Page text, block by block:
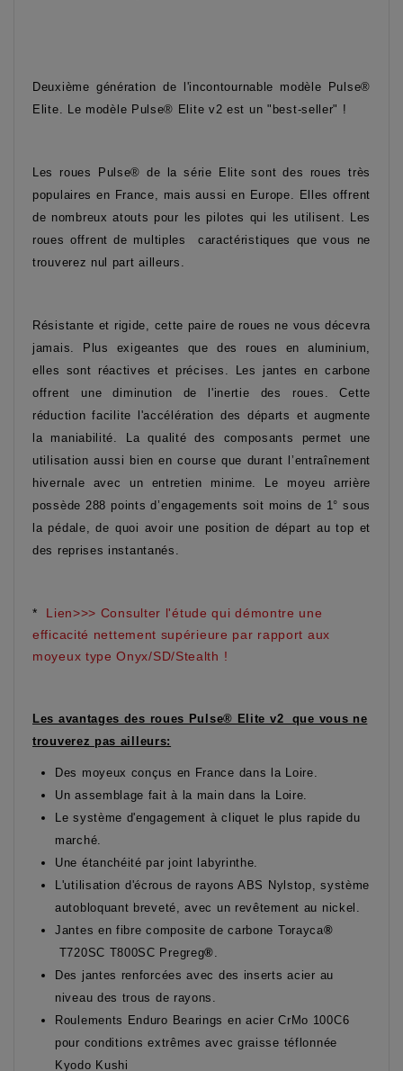
Deuxième génération de l'incontournable modèle Pulse®
Elite. Le modèle Pulse® Elite v2 est un "best-seller" !
Les roues Pulse® de la série Elite sont des roues très
populaires en France, mais aussi en Europe. Elles offrent
de nombreux atouts pour les pilotes qui les utilisent. L es
roues offrent de multiples caractéristiques que vous ne
trouverez nul part ailleurs.
Résistante et rigide, cette paire de roues ne vous décevra
jamais. Plus exigeantes que des roues en aluminium,
elles sont réactives et précises. Les jantes en carbone
offrent une diminution de l'inertie des roues. Cette
réduction facilite l'accélération des départs et augmente
la maniabilité. La qualité des composants permet une
utilisation aussi bien en course que durant l’entraînement
hivernale avec un entretien minime. Le moyeu arrière
possède 288 points d’engagements soit moins de 1° sous
la pédale, de quoi avoir une position de départ au top et
des reprises instantanés.
* Lien>>> Consulter l'étude qui démontre une
efficacité nettement supérieure par rapport aux
moyeux type Onyx/SD/Stealth !
Les avantages des roues Pulse® Elite v2 que vous ne
trouverez pas ailleurs:
Des moyeux conçus en France dans la Loire.
Un assemblage fait à la main dans la Loire.
Le système d'engagement à cliquet le plus rapide du
marché.
Une étanchéité par joint labyrinthe.
L'utilisation d'écrous de rayons ABS Nylstop, système
autobloquant breveté, avec un revêtement au nickel.
Jantes en fibre composite de carbone Torayca®
T720SC T800SC Pregreg®
Des jantes renforcées avec des inserts acier au
niveau des trous de rayons.
Roulements Enduro Bearings en acier CrMo 100C6
pour conditions extrêmes avec graisse téflonnée
Kyodo Kushi